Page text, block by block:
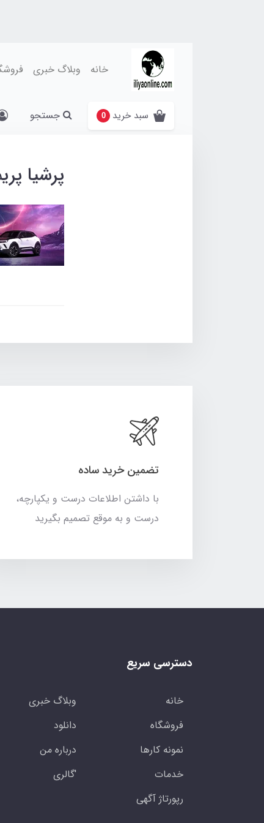
خانه وبلاگ خبری
سبد خرید 0 جستجو
پرشیا
تضمین خرید ساده
با داشتن اطلاعات درست و یکپارچه،
درست و به موقع تصمیم بگیرید
دسترسی سریع
خانه
وبلاگ خبری
فروشگاه
دانلود
نمونه کارها
درباره من
خدمات
'گالری
رپورتاژ آگهی